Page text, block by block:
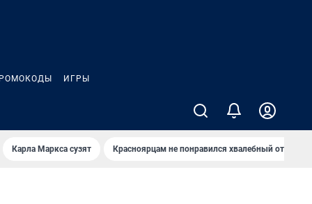
ИГРЫ
Карла Маркса сузят Красноярцам не понравился хвалебный отзыв о